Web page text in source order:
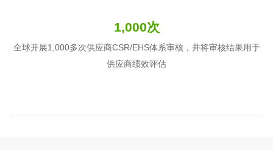
1,000次
全球开展1,000多次供应商CSR/EHS体系审核，并将审核结果用于
供应商绩效评估